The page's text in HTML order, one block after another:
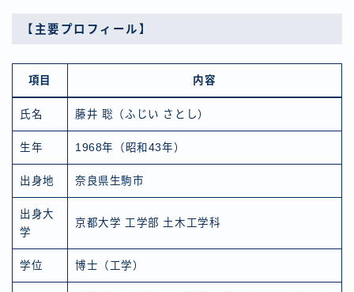
【主要プロフィール】
項目 内容
氏名 藤井 聡（ふじい さとし）
生年 1968年（昭和43年）
出身地 奈良県生駒市
出身大
学
京都大学 工学部 土木工学科
学位 博士（工学）